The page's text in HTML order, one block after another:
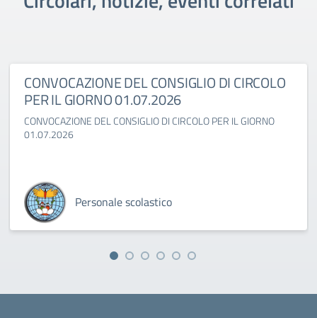
CONVOCAZIONE DEL CONSIGLIO DI CIRCOLO
PER IL GIORNO 01.07.2026
CONVOCAZIONE DEL CONSIGLIO DI CIRCOLO PER IL GIORNO
01.07.2026
Personale scolastico